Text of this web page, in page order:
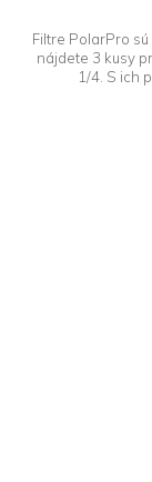
Filtre PolarPro
nájdete 3 kusy
1/4. S ich